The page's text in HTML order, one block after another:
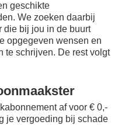
geschikte
We zoeken daarbij
die bij jou in de buurt
opgegeven wensen en
te schrijven. De rest volgt
af voor € 0,-
je vergoeding bij schade